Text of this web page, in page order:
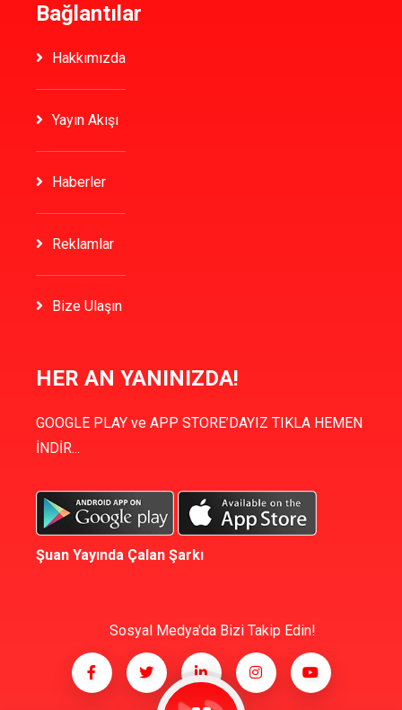
Bağlantılar
Hakkımızda
Yayın Akışı
Haberler
Reklamlar
Bize Ulaşın
HER AN YANINIZDA!
GOOGLE PLAY ve APP STORE’DAYIZ TIKLA HEMEN
İNDİR...
Şuan Yayında Çalan Şarkı
Sosyal Medya'da Bizi Takip Edin!